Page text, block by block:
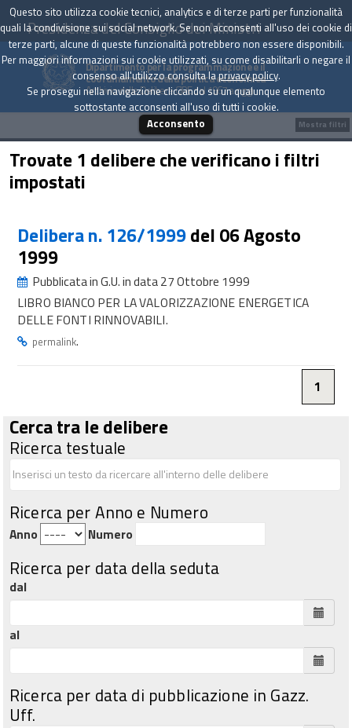
Presidenza del Consiglio dei Ministri
Dipartimento per la programmazione e il
coordinamento della politica economica
Archivio delle Delibere CIPE dal 1967 a oggi
Trovate 1 delibere che verificano i filtri
impostati
Delibera n. 126/1999del 06 Agosto
1999
Pubblicata in G.U. in data 27 Ottobre 1999
LIBRO BIANCO PER LA VALORIZZAZIONE ENERGETICA
DELLE FONTI RINNOVABILI.
permalink.
1
Cerca tra le delibere
Ricerca testuale
Ricerca per Anno e Numero
Anno Numero
Ricerca per data della seduta
dal
al
Ricerca per data di pubblicazione in Gazz.
Uff.
Mostra filtri
Questo sito utilizza cookie tecnici, analytics e di terze parti per funzionalità
quali la condivisione sui social network. Se non acconsenti all'uso dei cookie di
terze parti, alcune di queste funzionalità potrebbero non essere disponibili.
Per maggiori informazioni sui cookie utilizzati, su come disabilitarli o negare il
consenso all'utilizzo consulta laprivacy policy.
Se prosegui nella navigazione cliccando su un qualunque elemento
sottostante acconsenti all'uso di tutti i cookie.
Acconsento